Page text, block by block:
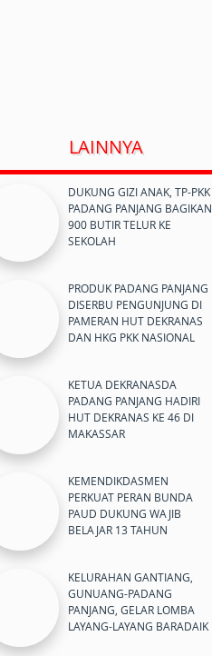
LAINNYA
DUKUNG GIZI ANAK, TP-PKK
PADANG PANJANG BAGIKAN
900 BUTIR TELUR KE
SEKOLAH
PRODUK PADANG PANJANG
DISERBU PENGUNJUNG DI
PAMERAN HUT DEKRANAS
DAN HKG PKK NASIONAL
KETUA DEKRANASDA
PADANG PANJANG HADIRI
HUT DEKRANAS KE 46 DI
MAKASSAR
KEMENDIKDASMEN
PERKUAT PERAN BUNDA
PAUD DUKUNG WAJIB
BELAJAR 13 TAHUN
KELURAHAN GANTIANG,
GUNUANG-PADANG
PANJANG, GELAR LOMBA
LAYANG-LAYANG BARADAIK